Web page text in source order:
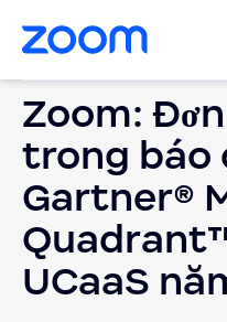
đến nội dung chính
trò chuyện trợ giúp
Zoom:
trong báo
Gartner®
UCaaS